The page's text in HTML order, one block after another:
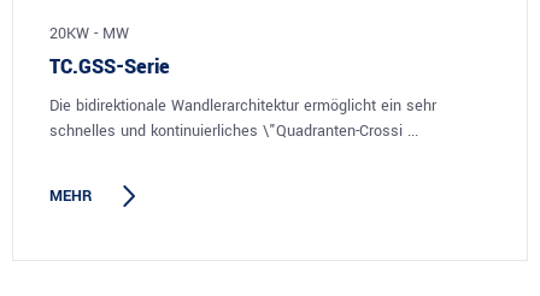
20KW - MW
TC.GSS-Serie
Die bidirektionale Wandlerarchitektur ermöglicht ein sehr
schnelles und kontinuierliches \"Quadranten-Crossi ...
MEHR